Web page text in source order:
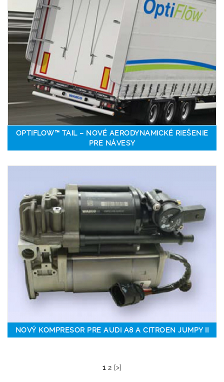
OPTIFLOW™ TAIL – NOVÉ AERODYNAMICKÉ RIEŠENIE
PRE NÁVESY
NOVÝ KOMPRESOR PRE AUDI A8 A CITROEN JUMPY II
1 2 [>]